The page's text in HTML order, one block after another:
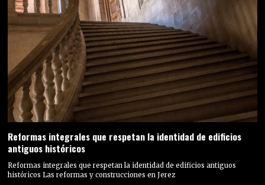
Reformas integrales que respetan la identidad de edificios
antiguos históricos
Reformas integrales que respetan la identidad de edificios antiguos
históricos Las reformas y construcciones en Jerez